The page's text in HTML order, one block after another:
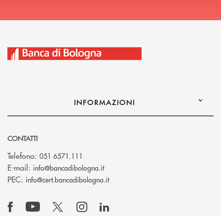
INFORMAZIONI
CONTATTI
Telefono: 051 6571.111
E-mail: info@bancadibologna.it(si apre l’app di posta elettronica)
PEC: info@cert.bancadibologna.it(si apre l’app di posta